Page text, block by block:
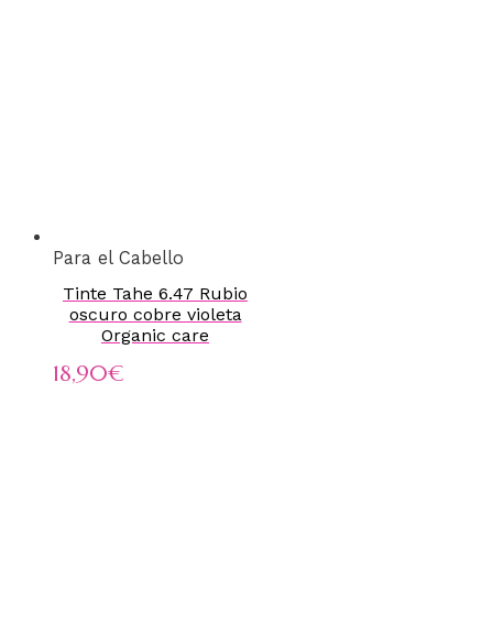
Para el Cabello
Tinte Tahe 6.47 Rubio
oscuro cobre violeta
Organic care
18,90€